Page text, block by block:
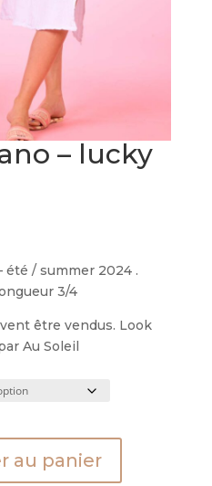
– lucky
été / summer 2024 .
3/4
être vendus. Look
Au Soleil
au panier